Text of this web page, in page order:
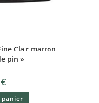
Clair marron
pin »
€